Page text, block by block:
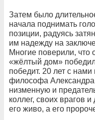
Затем было
начала поднимать
позиции, радуясь
им надежду на
Многие поверили, что
«жёлтый дом»
победит. 20 лет с нами
философа
низменную и
коллег, своих врагов
его живо, а его